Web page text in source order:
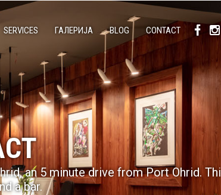
SERVICES ГАЛЕРИЈА BLOG CONTACT
an 5 minute drive from Port Ohrid.
a bar.